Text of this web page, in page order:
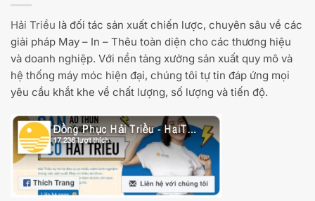
Hải Triều là đối tác sản xuất chiến lược, chuyên sâu về các
giải pháp May – In – Thêu toàn diện cho các thương hiệu
và doanh nghiệp. Với nền tảng xưởng sản xuất quy mô và
hệ thống máy móc hiện đại, chúng tôi tự tin đáp ứng mọi
yêu cầu khắt khe về chất lượng, số lượng và tiến độ.